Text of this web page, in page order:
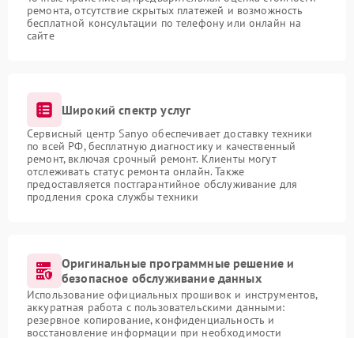
ремонта, отсутствие скрытых платежей и возможность
бесплатной консультации по телефону или онлайн на
сайте
Широкий спектр услуг
Сервисный центр Sanyo обеспечивает доставку техники
по всей РФ, бесплатную диагностику и качественный
ремонт, включая срочный ремонт. Клиенты могут
отслеживать статус ремонта онлайн. Также
предоставляется постгарантийное обслуживание для
продления срока службы техники
Оригинальные программные решение и
безопасное обслуживание данных
Использование официальных прошивок и инструментов,
аккуратная работа с пользовательскими данными:
резервное копирование, конфиденциальность и
восстановление информации при необходимости